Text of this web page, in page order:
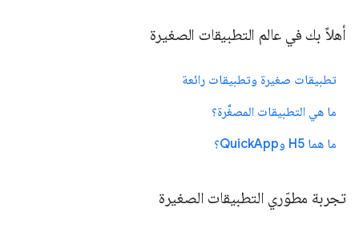
أهلاً بك في عالم التطبيقات الصغيرة
تطبيقات صغيرة وتطبيقات رائعة
ما هي التطبيقات المصغَّرة؟
ما هما H5 وQuickApp؟
تجربة مطوّري التطبيقات الصغيرة